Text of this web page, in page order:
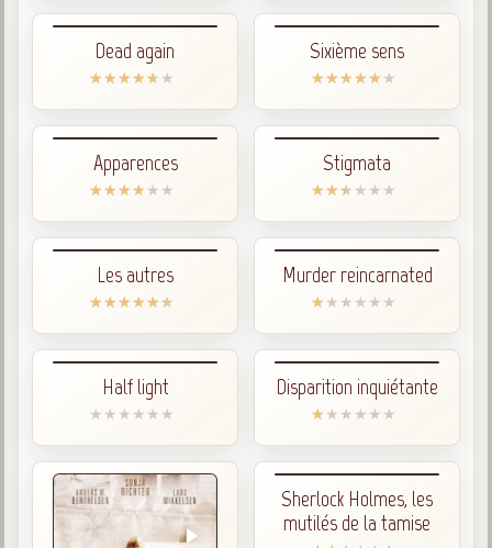
Léon Denis
1846-1927
Gabriel Delanne
Chico Xavier
1910-2002
Bibliothèque
Ouvrages
Bibliothèque spirite
Bulletins "Le Spiritisme"
Journal trimestriel
Newsletters
Dead again Sixième sens
Apparences Stigmata
Les autres Murder reincarnated
Half light Disparition inquiétante
Sherlock Holmes, les
mutilés de la tamise